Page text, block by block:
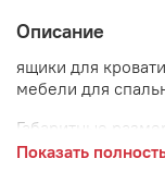
Описание
ящики для
мебели для
Габаритные
Показать